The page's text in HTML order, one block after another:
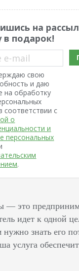
на
в подарок!
e-mail
свою
и даю
на обработку
соответствии с
о
и
персональных
.
— это
идет к одной
знать его
услуга